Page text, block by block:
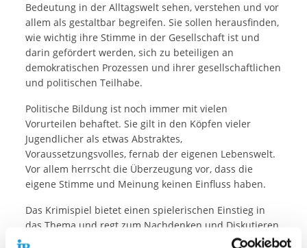
Bedeutung in der Alltagswelt sehen, verstehen und vor
allem als gestaltbar begreifen. Sie sollen herausfinden,
wie wichtig ihre Stimme in der Gesellschaft ist und
darin gefördert werden, sich zu beteiligen an
demokratischen Prozessen und ihrer gesellschaftlichen
und politischen Teilhabe.
Politische Bildung ist noch immer mit vielen
Vorurteilen behaftet. Sie gilt in den Köpfen vieler
Jugendlicher als etwas Abstraktes,
Voraussetzungsvolles, fernab der eigenen Lebenswelt.
Vor allem herrscht die Überzeugung vor, dass die
eigene Stimme und Meinung keinen Einfluss haben.
Das Krimispiel bietet einen spielerischen Einstieg in
das Thema und regt zum Nachdenken und Diskutieren
an. Die Spieler*innen erhalten einen DINA4-Umschlag,